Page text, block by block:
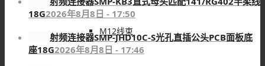
M12线束
18G2026年8月8日 - 17:50
射频连接器SMP-JHD10C-S光孔直插公头PCB面板底
座18G2026年8月8日 - 17:46